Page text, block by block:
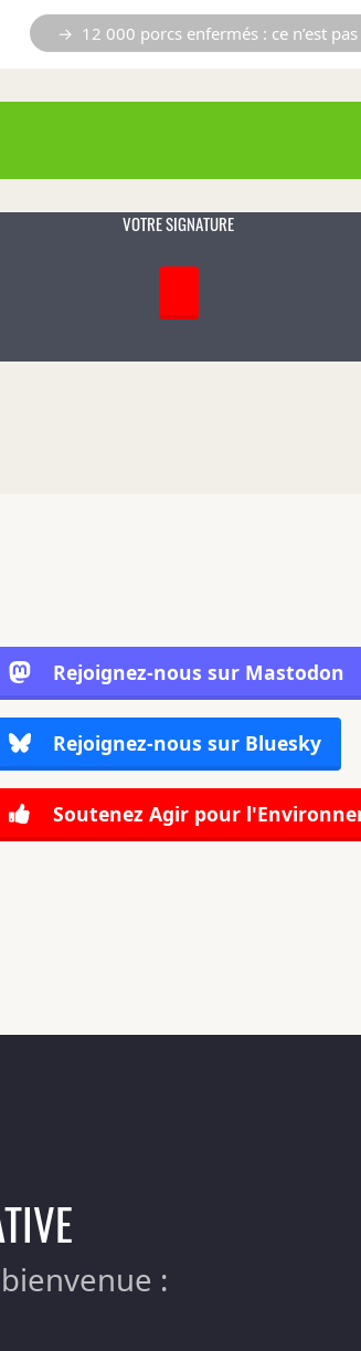
→ 12 000 porcs enfermés : ce n’est
VOTRE SIGNATURE
Rejoignez-nous sur Mastodon
Rejoignez-nous sur Bluesky
Soutenez Agir pour
: